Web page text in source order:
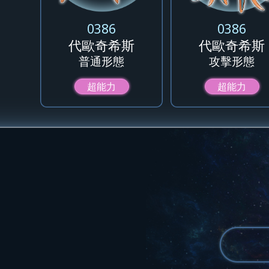
0386
代歐奇希斯
普通形態
超能力
0386
代歐奇希斯
攻擊形態
超能力